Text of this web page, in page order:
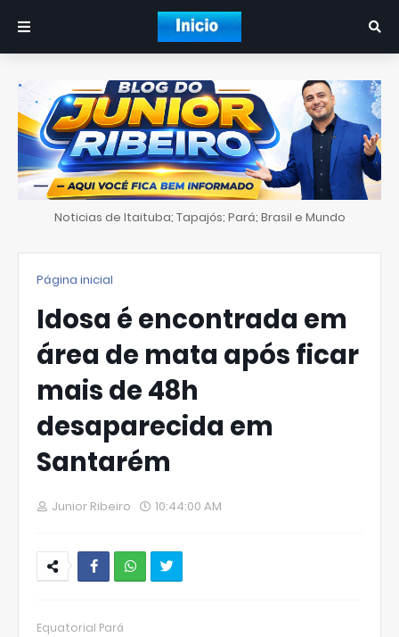
Noticias de Itaituba; Tapajós; Pará; Brasil e Mundo
Página inicial
Idosa é encontrada em
área de mata após ficar
mais de 48h
desaparecida em
Santarém
Junior Ribeiro 10:44:00 AM
hats
Equatorial Pará